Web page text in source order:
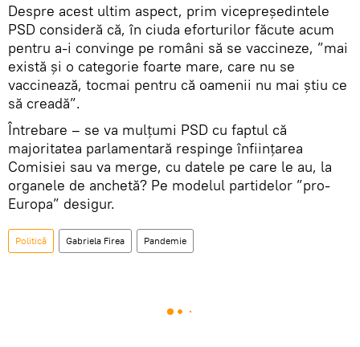
Despre acest ultim aspect, prim vicepreședintele
PSD consideră că, în ciuda eforturilor făcute acum
pentru a-i convinge pe români să se vaccineze, ”mai
există și o categorie foarte mare, care nu se
vaccinează, tocmai pentru că oamenii nu mai știu ce
să creadă”.
Întrebare – se va mulțumi PSD cu faptul că
majoritatea parlamentară respinge înființarea
Comisiei sau va merge, cu datele pe care le au, la
organele de anchetă? Pe modelul partidelor ”pro-
Europa” desigur.
Politică Gabriela Firea Pandemie